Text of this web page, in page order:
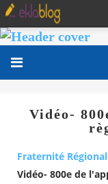
Vidéo-
Fraternité
Vidéo- 800e de